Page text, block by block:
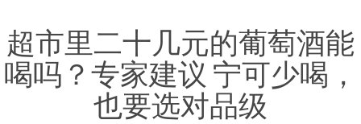
超市里二十几元的葡萄酒能
喝吗？专家建议 宁可少喝，
也要选对品级